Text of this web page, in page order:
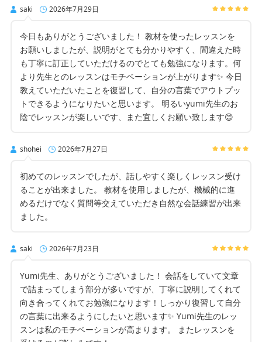
saki 2026年7月29日
今日もありがとうございました！ 教材を使ったレッスンを
お願いしましたが、説明がとても分かりやすく、間違えた時
も丁寧に訂正していただけるのでとても勉強になります。何
より先生とのレッスンはモチベーションが上がります✨ 今日
教えていただいたことを復習して、自分の言葉でアウトプッ
トできるようになりたいと思います。 明るいyumi先生のお
陰でレッスンが楽しいです、また宜しくお願い致します😊
shohei 2026年7月27日
初めてのレッスンでしたが、話しやすく楽しくレッスン受け
ることが出来ました。 教材を使用しましたが、機械的に進
めるだけでなく質問等交えていただき自然な会話練習が出来
ました。
saki 2026年7月23日
Yumi先生、ありがとうございました！ 会話をしていて文章
で詰まってしまう部分が多いですが、丁寧に説明してくれて
向き合ってくれてお勉強になります！しっかり復習して自分
の言葉に出来るようにしたいと思います✨ Yumi先生のレッ
スンは私のモチベーションが高まります。 またレッスンを